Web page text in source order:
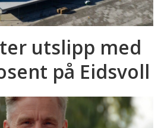
utslipp med
på Eidsvoll